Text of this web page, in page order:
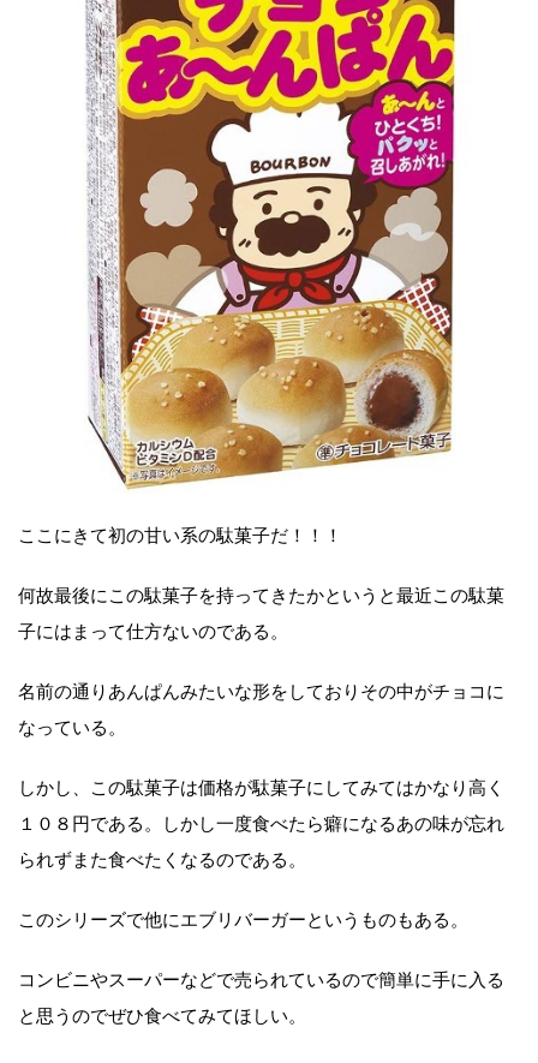
ここにきて初の甘い系の駄菓子だ！！！
何故最後にこの駄菓子を持ってきたかというと最近この駄菓
子にはまって仕方ないのである。
名前の通りあんぱんみたいな形をしておりその中がチョコに
なっている。
しかし、この駄菓子は価格が駄菓子にしてみてはかなり高く
１０８円である。しかし一度食べたら癖になるあの味が忘れ
られずまた食べたくなるのである。
このシリーズで他にエブリバーガーというものもある。
コンビニやスーパーなどで売られているので簡単に手に入る
と思うのでぜひ食べてみてほしい。